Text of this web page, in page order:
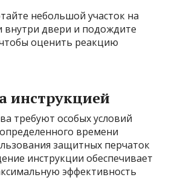
небольшой участок на
внутри двери и подождите
оценить реакцию
инструкцией
требуют особых условий
времени
защитных перчаток
инструкции обеспечивает
эффективность